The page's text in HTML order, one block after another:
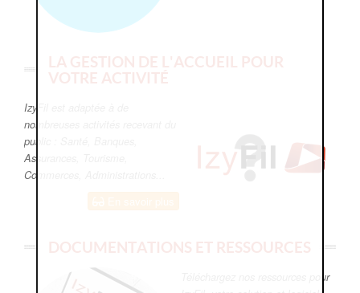
LA GESTION DE L'ACCUEIL POUR
VOTRE ACTIVITÉ
IzyFil est adaptée à de
nombreuses activités recevant du
public : Santé, Banques,
Assurances, Tourisme,
Commerces, Administrations...
DOCUMENTATIONS ET RESSOURCES
Téléchargez nos ressources pour